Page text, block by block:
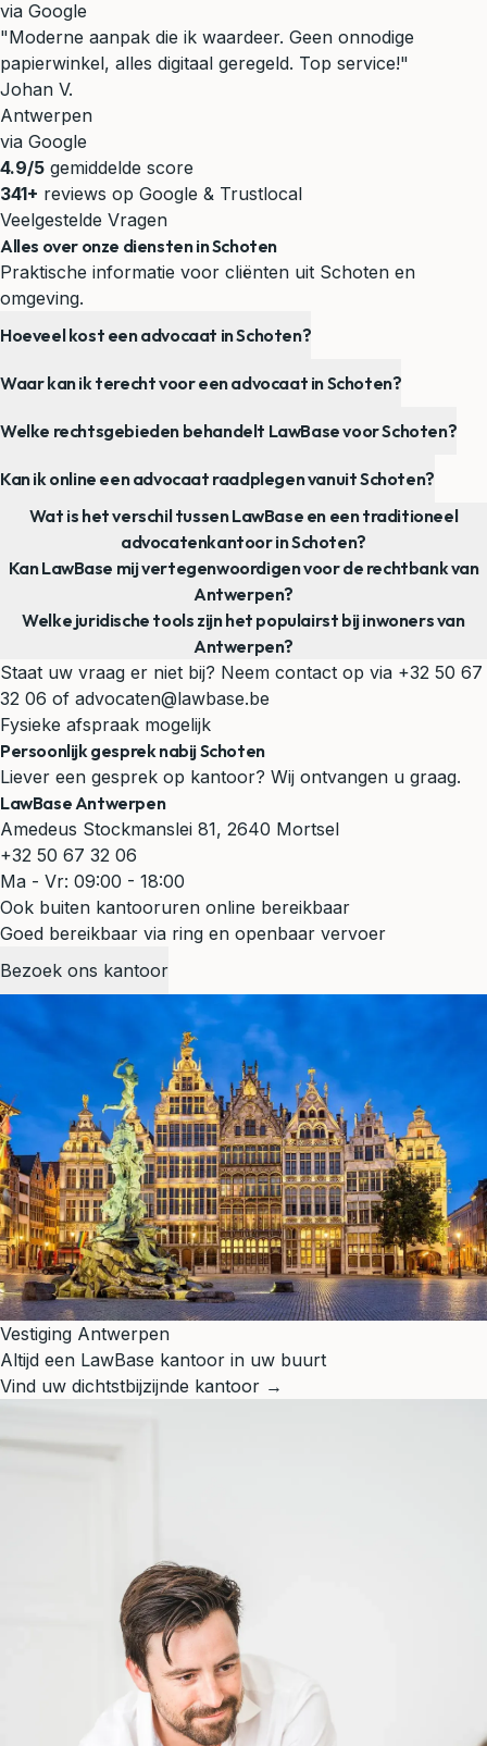
via Google
"Moderne aanpak die ik waardeer. Geen onnodige
papierwinkel, alles digitaal geregeld. Top service!"
Johan V.
Antwerpen
via Google
4.9/5 gemiddelde score
341+ reviews op Google & Trustlocal
Veelgestelde Vragen
Alles over onze diensten in Schoten
Praktische informatie voor cliënten uit Schoten en
omgeving.
Hoeveel kost een advocaat in Schoten?
Waar kan ik terecht voor een advocaat in Schoten?
Welke rechtsgebieden behandelt LawBase voor Schoten?
Kan ik online een advocaat raadplegen vanuit Schoten?
Wat is het verschil tussen LawBase en een traditioneel
advocatenkantoor in Schoten?
Kan LawBase mij vertegenwoordigen voor de rechtbank van
Antwerpen?
Welke juridische tools zijn het populairst bij inwoners van
Antwerpen?
Staat uw vraag er niet bij? Neem contact op via +32 50 67
32 06 of advocaten@lawbase.be
Fysieke afspraak mogelijk
Persoonlijk gesprek nabij Schoten
Liever een gesprek op kantoor? Wij ontvangen u graag.
LawBase Antwerpen
Amedeus Stockmanslei 81, 2640 Mortsel
+32 50 67 32 06
Ma - Vr: 09:00 - 18:00
Ook buiten kantooruren online bereikbaar
Goed bereikbaar via ring en openbaar vervoer
Bezoek ons kantoor
Vestiging Antwerpen
Altijd een LawBase kantoor in uw buurt
Vind uw dichtstbijzijnde kantoor →